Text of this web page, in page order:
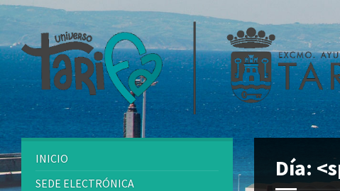
Día:
INICIO
SEDE ELECTRÓNICA